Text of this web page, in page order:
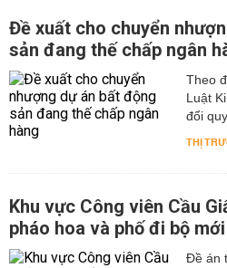
Đề xuất cho chuyển
sản đang thế chấp ngân
Theo
Luật
đổi
THỊ
Khu vực Công viên Cầu
pháo hoa và phố đi bộ
Đề án